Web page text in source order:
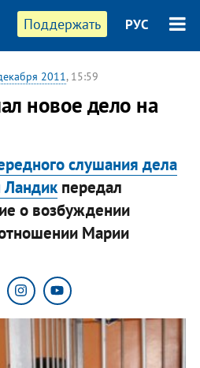
Поддержать РУС
2011, 15:59
новое дело на
слушания дела
передал
о возбуждении
Марии